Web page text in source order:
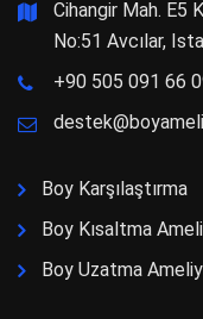
Cihangir Mah. E5
No:51 Avcılar,
+90 505 091 66
Boy Karşılaştırma
Boy Kısaltma
Boy Uzatma